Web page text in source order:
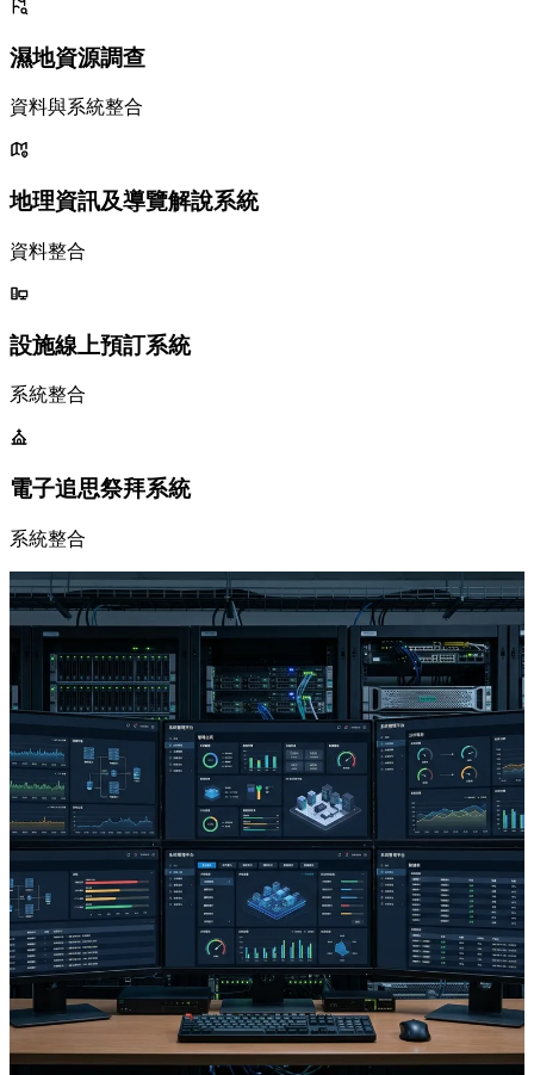
濕地資源調查
資料與系統整合
地理資訊及導覽解說系統
資料整合
設施線上預訂系統
系統整合
電子追思祭拜系統
系統整合